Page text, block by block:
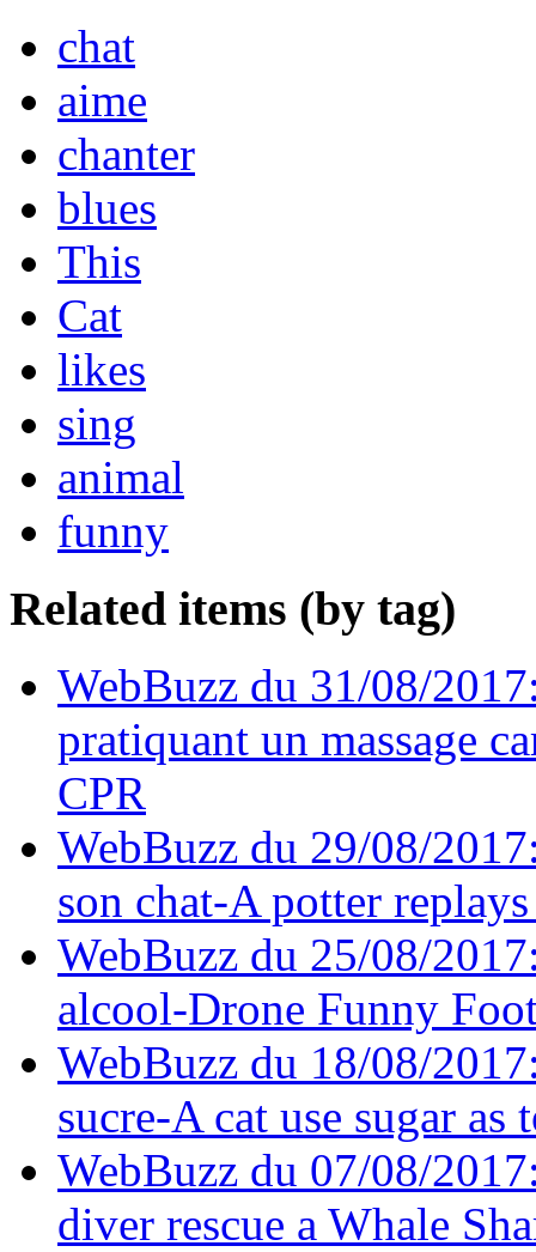
chat
aime
chanter
blues
This
Cat
likes
sing
animal
funny
Related items (by tag)
WebBuzz du 31/08/
pratiquant un massage
CPR
WebBuzz du 29/08/
son chat-A potter
WebBuzz du 25/08/
alcool-Drone Funny
WebBuzz du 18/08/
sucre-A cat use sugar
WebBuzz du 07/08/
diver rescue a Whale